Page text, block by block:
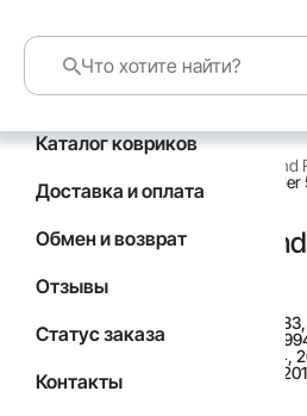
Каталог ковриков
Доставка и оплата
Обмен и возврат
Отзывы
Статус заказа
Контакты
Коврики в салон Land Rover
Коврики в салон
5дв. 1983-2016
Подойдут для
Год выпуска а/м:
1988, 1989, 1990, 1991, 1992, 1993,
1999, 2000, 2001, 2002, 2003, 2004,
2009, 2010, 2011, 2012, 2013, 2014,